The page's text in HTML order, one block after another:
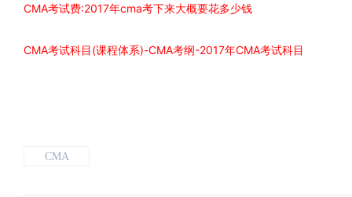
CMA考试费:2017年cma考下来大概要花多少钱
CMA考试科目(课程体系)-CMA考纲-2017年CMA考试科目
CMA